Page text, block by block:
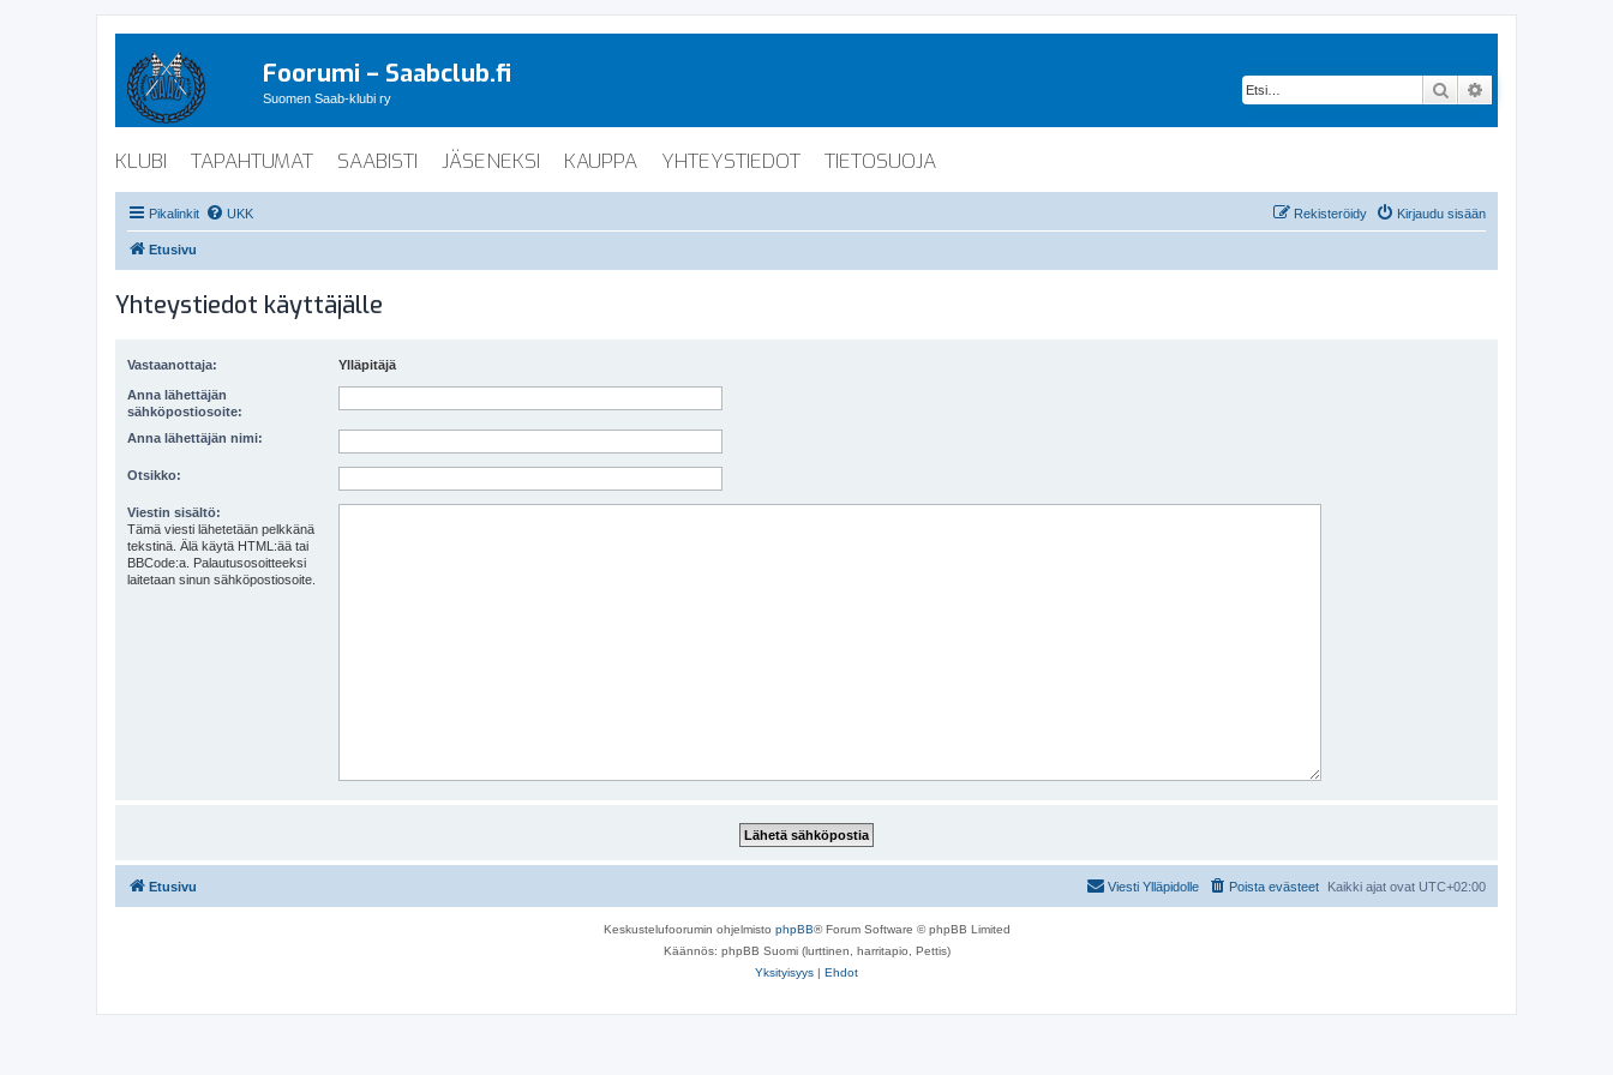
Foorumi – Saabclub.fi
Suomen Saab-klubi ry Etsi
KLUBI TAPAHTUMAT SAABISTI JÄSENEKSI KAUPPA YHTEYSTIEDOT TIETOSUOJA
Pikalinkit UKK Kirjaudu sisään
Rekisteröidy
Etusivu
Yhteystiedot käyttäjälle
Vastaanottaja: Ylläpitäjä
Anna lähettäjän
sähköpostiosoite:
Anna lähettäjän nimi:
Otsikko:
Viestin sisältö:
Tämä viesti lähetetään pelkkänä
tekstinä. Älä käytä HTML:ää tai
BBCode:a. Palautusosoitteeksi
laitetaan sinun sähköpostiosoite.
Etusivu Kaikki ajat ovat UTC+02:00
Poista evästeet
Viesti Ylläpidolle
Keskustelufoorumin ohjelmisto phpBB® Forum Software © phpBB Limited
Käännös: phpBB Suomi (lurttinen, harritapio, Pettis)
Yksityisyys | Ehdot